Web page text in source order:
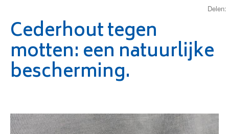
Delen:
Cederhout tegen
motten: een natuurlijke
bescherming.